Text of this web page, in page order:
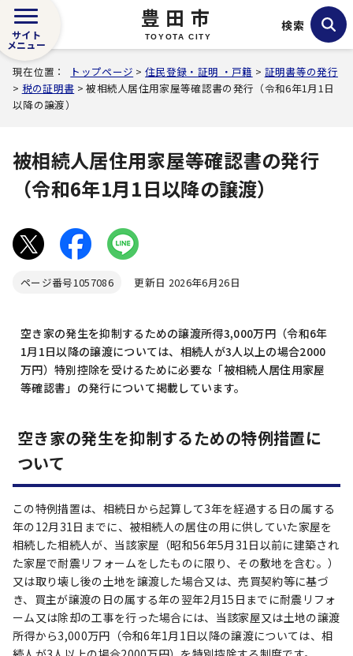
豊田市
TOYOTA CITY
サイト
メニュー
検索
現在位置： トップページ >住民登録・証明 ・戸籍 > 証明書等の発行
> 税の証明書 > 被相続人居住用家屋等確認書の発行（令和6年1月1日
以降の譲渡）
被相続人居住用家屋等確認書の発行
（令和6年1月1日以降の譲渡）
ページ番号1057086 更新日 2026年6月26日
空き家の発生を抑制するための譲渡所得3,000万円（令和6年
1月1日以降の譲渡については、相続人が3人以上の場合2000
万円）特別控除を受けるために必要な「被相続人居住用家屋
等確認書」の発行について掲載しています。
空き家の発生を抑制するための特例措置に
ついて
この特例措置は、相続日から起算して3年を経過する日の属する
年の12月31日までに、被相続人の居住の用に供していた家屋を
相続した相続人が、当該家屋（昭和56年5月31日以前に建築され
た家屋で耐震リフォームをしたものに限り、その敷地を含む。）
又は取り壊し後の土地を譲渡した場合又は、売買契約等に基づ
き、買主が譲渡の日の属する年の翌年2月15日までに耐震リフォ
ーム又は除却の工事を行った場合には、当該家屋又は土地の譲渡
所得から3,000万円（令和6年1月1日以降の譲渡については、相